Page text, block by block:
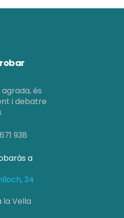
és
i debatre
938
a
34
la Vella